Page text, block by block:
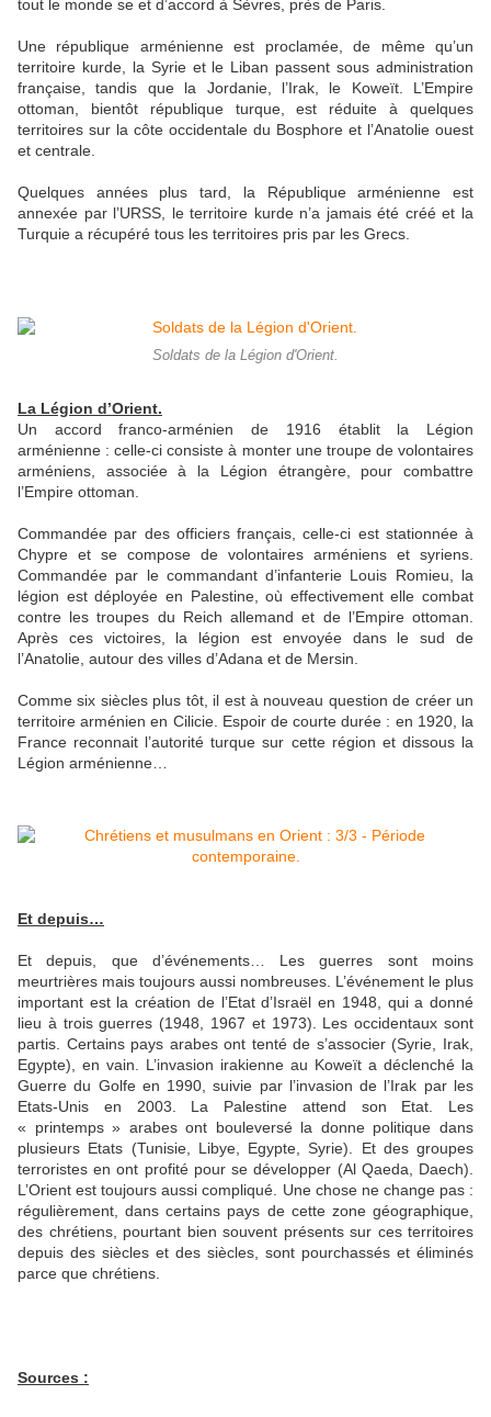
tout le monde se et d’accord à Sèvres, près de Paris.
Une république arménienne est proclamée, de même qu’un
territoire kurde, la Syrie et le Liban passent sous administration
française, tandis que la Jordanie, l’Irak, le Koweït. L’Empire
ottoman, bientôt république turque, est réduite à quelques
territoires sur la côte occidentale du Bosphore et l’Anatolie ouest
et centrale.
Quelques années plus tard, la République arménienne est
annexée par l’URSS, le territoire kurde n’a jamais été créé et la
Turquie a récupéré tous les territoires pris par les Grecs.
Soldats de la Légion d'Orient.
La Légion d’Orient.
Un accord franco-arménien de 1916 établit la Légion
arménienne : celle-ci consiste à monter une troupe de volontaires
arméniens, associée à la Légion étrangère, pour combattre
l’Empire ottoman.
Commandée par des officiers français, celle-ci est stationnée à
Chypre et se compose de volontaires arméniens et syriens.
Commandée par le commandant d’infanterie Louis Romieu, la
légion est déployée en Palestine, où effectivement elle combat
contre les troupes du Reich allemand et de l’Empire ottoman.
Après ces victoires, la légion est envoyée dans le sud de
l’Anatolie, autour des villes d’Adana et de Mersin.
Comme six siècles plus tôt, il est à nouveau question de créer un
territoire arménien en Cilicie. Espoir de courte durée : en 1920, la
France reconnait l’autorité turque sur cette région et dissous la
Légion arménienne…
Et depuis…
Et depuis, que d’événements… Les guerres sont moins
meurtrières mais toujours aussi nombreuses. L’événement le plus
important est la création de l’Etat d’Israël en 1948, qui a donné
lieu à trois guerres (1948, 1967 et 1973). Les occidentaux sont
partis. Certains pays arabes ont tenté de s’associer (Syrie, Irak,
Egypte), en vain. L’invasion irakienne au Koweït a déclenché la
Guerre du Golfe en 1990, suivie par l’invasion de l’Irak par les
Etats-Unis en 2003. La Palestine attend son Etat. Les
« printemps » arabes ont bouleversé la donne politique dans
plusieurs Etats (Tunisie, Libye, Egypte, Syrie). Et des groupes
terroristes en ont profité pour se développer (Al Qaeda, Daech).
L’Orient est toujours aussi compliqué. Une chose ne change pas :
régulièrement, dans certains pays de cette zone géographique,
des chrétiens, pourtant bien souvent présents sur ces territoires
depuis des siècles et des siècles, sont pourchassés et éliminés
parce que chrétiens.
Sources :